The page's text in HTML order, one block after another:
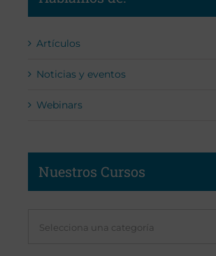
Artículos
Noticias y eventos
Webinars
Nuestros Cursos
Selecciona una categoría